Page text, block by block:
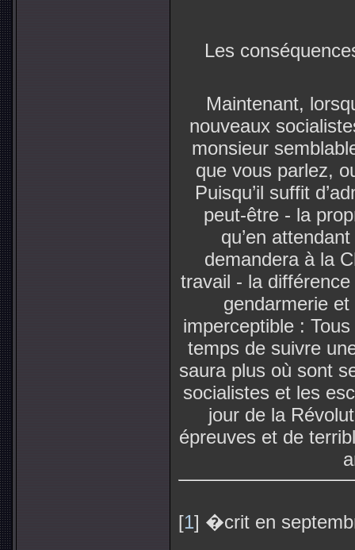
Les
Maintenant,
nouveaux
monsieur
que vous parlez,
Puisqu’il suffit
peut-être - la
qu’en
demandera à la
travail - la
gendarmerie
imperceptible : Tous
temps de suivre
saura plus où sont
socialistes et les
jour de la
épreuves et de
[1] �crit en